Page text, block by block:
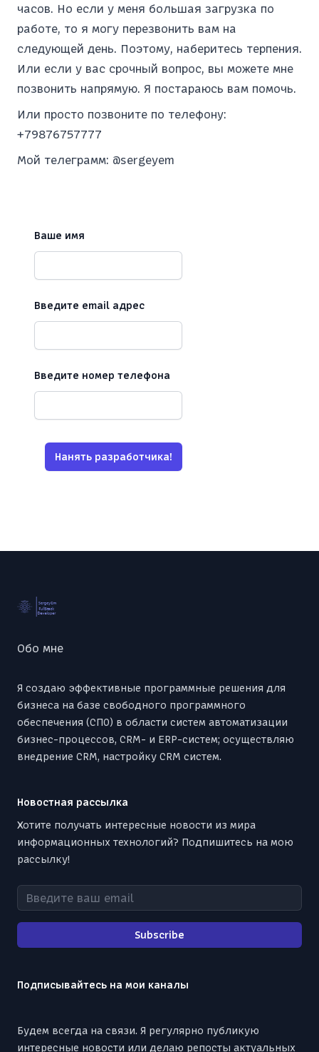
часов. Но если у меня большая загрузка по
работе, то я могу перезвонить вам на
следующей день. Поэтому, наберитесь терпения.
Или если у вас срочный вопрос, вы можете мне
позвонить напрямую. Я постараюсь вам помочь.
Или просто позвоните по телефону:
+79876757777
Мой телеграмм: @sergeyem
Ваше имя
Введите email адрес
Введите номер телефона
Нанять разработчика!
Обо мне
Я создаю эффективные программные решения для
бизнеса на базе свободного программного
обеспечения (СПО) в области систем автоматизации
бизнес-процессов, CRM- и ERP-систем; осуществляю
внедрение CRM, настройку CRM систем.
Новостная рассылка
Хотите получать интересные новости из мира
информационных технологий? Подпишитесь на мою
рассылку!
Введите ваш email
Subscribe
Подписывайтесь на мои каналы
Будем всегда на связи. Я регулярно публикую
интересные новости или делаю репосты актуальных